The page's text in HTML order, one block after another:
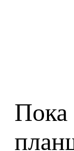
Пока